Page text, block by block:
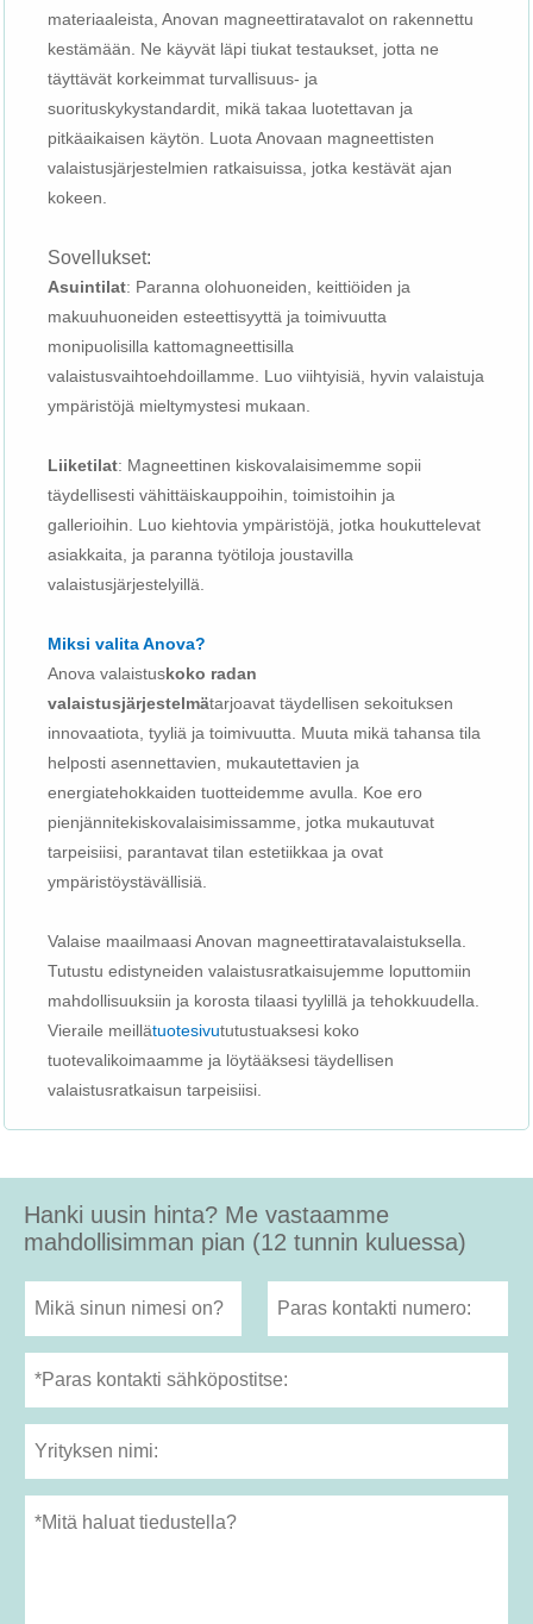
materiaaleista, Anovan magneettiratavalot on rakennettu
kestämään. Ne käyvät läpi tiukat testaukset, jotta ne
täyttävät korkeimmat turvallisuus- ja
suorituskykystandardit, mikä takaa luotettavan ja
pitkäaikaisen käytön. Luota Anovaan magneettisten
valaistusjärjestelmien ratkaisuissa, jotka kestävät ajan
kokeen.
Sovellukset:
Asuintilat: Paranna olohuoneiden, keittiöiden ja
makuuhuoneiden esteettisyyttä ja toimivuutta
monipuolisilla kattomagneettisilla
valaistusvaihtoehdoillamme. Luo viihtyisiä, hyvin valaistuja
ympäristöjä mieltymystesi mukaan.
Liiketilat: Magneettinen kiskovalaisimemme sopii
täydellisesti vähittäiskauppoihin, toimistoihin ja
gallerioihin. Luo kiehtovia ympäristöjä, jotka houkuttelevat
asiakkaita, ja paranna työtiloja joustavilla
valaistusjärjestelyillä.
Miksi valita Anova?
Anova valaistuskoko radan
valaistusjärjestelmätarjoavat täydellisen sekoituksen
innovaatiota, tyyliä ja toimivuutta. Muuta mikä tahansa tila
helposti asennettavien, mukautettavien ja
energiatehokkaiden tuotteidemme avulla. Koe ero
pienjännitekiskovalaisimissamme, jotka mukautuvat
tarpeisiisi, parantavat tilan estetiikkaa ja ovat
ympäristöystävällisiä.
Valaise maailmaasi Anovan magneettiratavalaistuksella.
Tutustu edistyneiden valaistusratkaisujemme loputtomiin
mahdollisuuksiin ja korosta tilaasi tyylillä ja tehokkuudella.
Vieraile meillätuotesivututustuaksesi koko
tuotevalikoimaamme ja löytääksesi täydellisen
valaistusratkaisun tarpeisiisi.
Hanki uusin hinta? Me vastaamme
mahdollisimman pian (12 tunnin kuluessa)